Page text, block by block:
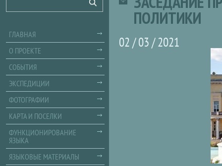
ПОЛИТИКИ
02 / 03 / 2021
ГЛАВНАЯ
О ПРОЕКТЕ
СОБЫТИЯ
ЭКСПЕДИЦИИ
ФОТОГРАФИИ
КАРТА И ПОСЕЛКИ
ФУНКЦИОНИРОВАНИЕ
ЯЗЫКА
ЯЗЫКОВЫЕ МАТЕРИАЛЫ